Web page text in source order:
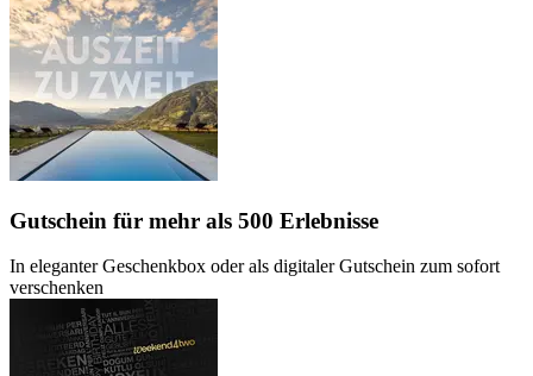
Gutschein für mehr als 500 Erlebnisse
In eleganter Geschenkbox oder als digitaler Gutschein zum sofort
verschenken